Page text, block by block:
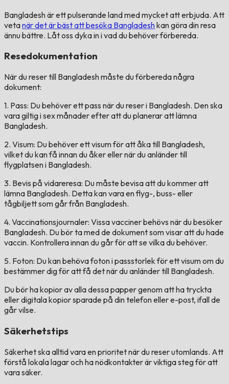
Bangladesh är ett pulserande land med mycket att erbjuda. Att
vetanär det är bäst att besöka Bangladeshkan göra din resa
ännu bättre. Låt oss dyka in i vad du behöver förbereda.
Resedokumentation
När du reser till Bangladesh måste du förbereda några
dokument:
1. Pass: Du behöver ett pass när du reser i Bangladesh. Den ska
vara giltig i sex månader efter att du planerar att lämna
Bangladesh.
2. Visum: Du behöver ett visum för att åka till Bangladesh,
vilket du kan få innan du åker eller när du anländer till
flygplatsen i Bangladesh.
3. Bevis på vidareresa: Du måste bevisa att du kommer att
lämna Bangladesh. Detta kan vara en flyg-, buss- eller
tågbiljett som går från Bangladesh.
4. Vaccinationsjournaler: Vissa vacciner behövs när du besöker
Bangladesh. Du bör ta med de dokument som visar att du hade
vaccin. Kontrollera innan du går för att se vilka du behöver.
5. Foton: Du kan behöva foton i passstorlek för ett visum om du
bestämmer dig för att få det när du anländer till Bangladesh.
Du bör ha kopior av alla dessa papper genom att ha tryckta
eller digitala kopior sparade på din telefon eller e-post, ifall de
går vilse.
Säkerhetstips
Säkerhet ska alltid vara en prioritet när du reser utomlands. Att
förstå lokala lagar och ha nödkontakter är viktiga steg för att
vara säker.